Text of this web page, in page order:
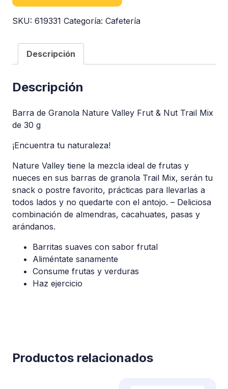
SKU: 619331 Categoría: Cafetería
Descripción
Descripción
Barra de Granola Nature Valley Frut & Nut Trail Mix
de 30 g
¡Encuentra tu naturaleza!
Nature Valley tiene la mezcla ideal de frutas y
nueces en sus barras de granola Trail Mix, serán tu
snack o postre favorito, prácticas para llevarlas a
todos lados y no quedarte con el antojo. – Deliciosa
combinación de almendras, cacahuates, pasas y
arándanos.
Barritas suaves con sabor frutal
Aliméntate sanamente
Consume frutas y verduras
Haz ejercicio
Productos relacionados